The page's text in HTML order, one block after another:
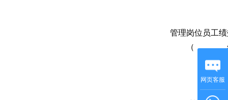
管理岗位员工
（ 年
网页客服